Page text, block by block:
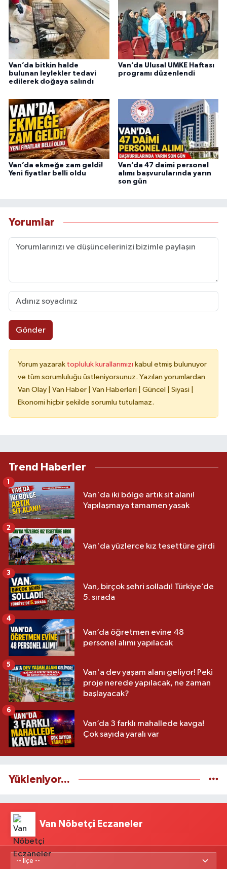
Van’da bitkin halde
bulunan leylekler tedavi
edilerek doğaya salındı
Van’da Ulusal UMKE Haftası
programı düzenlendi
Van’da ekmeğe zam geldi!
Yeni fiyatlar belli oldu
Van’da 47 daimi personel
alımı başvurularında yarın
son gün
Yorumlar
Gönder
Yorum yazarak topluluk kurallarımızı kabul etmiş bulunuyor
ve tüm sorumluluğu üstleniyorsunuz. Yazılan yorumlardan
Van Olay | Van Haber | Van Haberleri | Güncel | Siyasi |
Ekonomi hiçbir şekilde sorumlu tutulamaz.
Trend Haberler
Van'da iki bölge artık sit alanı!
Yapılaşmaya tamamen yasak
1
Van'da yüzlerce kız tesettüre girdi
2
Van, birçok şehri solladı! Türkiye’de
5. sırada
3
Van’da öğretmen evine 48
personel alımı yapılacak
4
Van'a dev yaşam alanı geliyor! Peki
proje nerede yapılacak, ne zaman
başlayacak?
5
Van’da 3 farklı mahallede kavga!
Çok sayıda yaralı var
6
Yükleniyor...
Van Nöbetçi Eczaneler